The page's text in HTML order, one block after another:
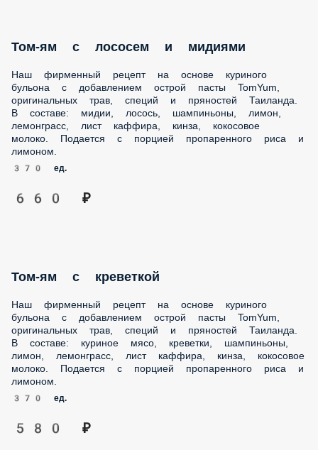
Том-ям с лососем и мидиями
Наш фирменный рецепт на основе куриного бульона с
добавлением острой пасты TomYum, оригинальных трав,
специй и пряностей Таиланда. В составе: мидии, лосось,
шампиньоны, лимон, лемонграсс, лист каффира, кинза,
кокосовое молоко. Подается с порцией пропаренного риса
и лимоном.
370 ед.
добавлением острой пасты TomYum, оригинальных трав,
специй и пряностей Таиланда. В составе: куриное мясо,
креветки, шампиньоны, лимон, лемонграсс, лист каффира,
кинза, кокосовое молоко. Подается с порцией
пропаренного риса и лимоном.
370 ед.
580 ₽